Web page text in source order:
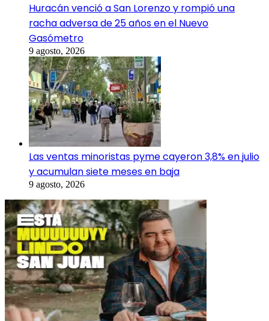
Huracán venció a San Lorenzo y rompió una
racha adversa de 25 años en el Nuevo
Gasómetro
9 agosto, 2026
Las ventas minoristas pyme cayeron 3,8% en julio
y acumulan siete meses en baja
9 agosto, 2026